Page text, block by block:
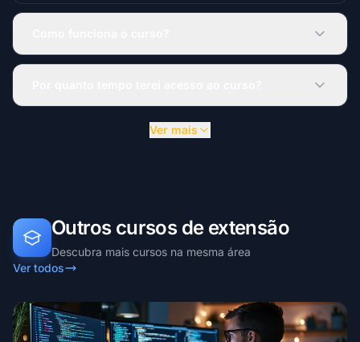
Ver mais
Outros cursos de extensão
Descubra mais cursos na mesma área
Ver todos